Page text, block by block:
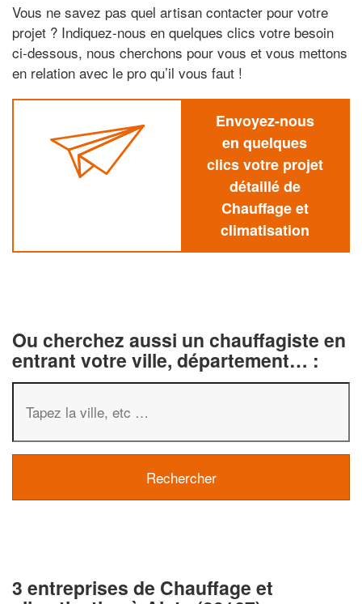
Vous ne savez pas quel artisan contacter pour votre
projet ? Indiquez-nous en quelques clics votre besoin
ci-dessous, nous cherchons pour vous et vous mettons
en relation avec le pro qu’il vous faut !
Envoyez-nous
en quelques
clics votre projet
détaillé de
Chauffage et
climatisation
Ou cherchez aussi un chauffagiste en
entrant votre ville, département… :
3 entreprises de Chauffage et